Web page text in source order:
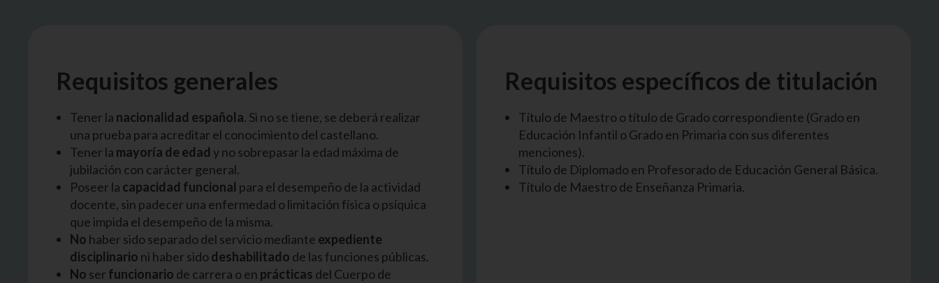
Requisitos generales
Tener la nacionalidad española. Si no se tiene, se deberá realizar
una prueba para acreditar el conocimiento del castellano.
Tener la mayoría de edad y no sobrepasar la edad máxima de
jubilación con carácter general.
Poseer la capacidad funcional para el desempeño de la actividad
docente, sin padecer una enfermedad o limitación física o psíquica
que impida el desempeño de la misma.
No haber sido separado del servicio mediante expediente
disciplinario ni haber sidodeshabilitado de las funciones públicas.
No ser funcionario de carrera o en prácticas del Cuerpo de
Requisitos específicos de titulación
Título de Maestro o título de Grado correspondiente (Grado en
Educación Infantil o Grado en Primaria con sus diferentes
menciones).
Título de Diplomado en Profesorado de Educación General Básica.
Título de Maestro de Enseñanza Primaria.